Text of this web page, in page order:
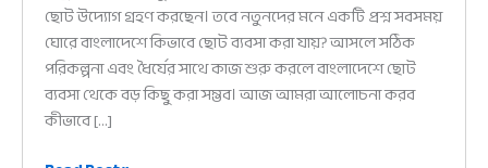
ছোট উদ্যোগ গ্রহণ করছেন। তবে নতুনদের মনে একটি প্রশ্ন সবসময়
ঘোরে বাংলাদেশে কিভাবে ছোট ব্যবসা করা যায়? আসলে সঠিক
পরিকল্পনা এবং ধৈর্যের সাথে কাজ শুরু করলে বাংলাদেশে ছোট
ব্যবসা থেকে বড় কিছু করা সম্ভব। আজ আমরা আলোচনা করব
কীভাবে […]